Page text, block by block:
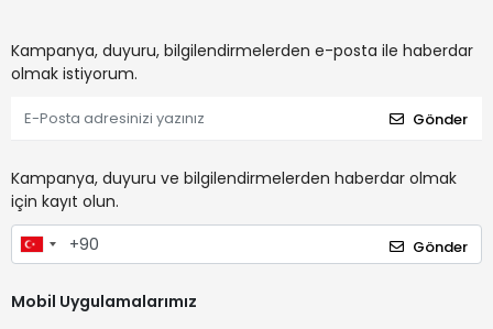
Kampanya, duyuru, bilgilendirmelerden e-posta ile haberdar
olmak istiyorum.
Gönder
Kampanya, duyuru ve bilgilendirmelerden haberdar olmak
için kayıt olun.
Gönder
Mobil Uygulamalarımız